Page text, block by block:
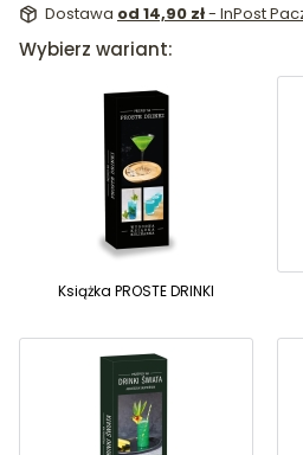
Dostawa od 14,90 zł- InPost
Wybierz wariant:
Książka PROSTE DRINKI